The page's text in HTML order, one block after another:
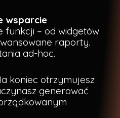
wsparcie
– od widgetów
raporty.
ad-hoc.
koniec otrzymujesz
generować